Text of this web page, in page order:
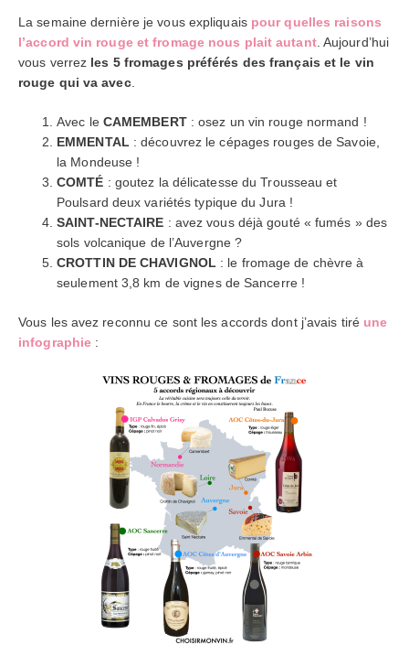
La semaine dernière je vous expliquaispour quelles raisons
l’accord vin rouge et fromage nous plait autant. Aujourd’hui
vous verrez les 5 fromages préférés des français et le vin
rouge qui va avec.
Avec le CAMEMBERT: osez un vin rouge normand !
EMMENTAL : découvrez le cépages rouges de Savoie,
la Mondeuse !
COMTÉ : goutez la délicatesse du Trousseau et
Poulsard deux variétés typique du Jura !
SAINT-NECTAIRE : avez vous déjà gouté « fumés » des
sols volcanique de l’Auvergne ?
CROTTIN DE CHAVIGNOL : le fromage de chèvre à
seulement 3,8 km de vignes de Sancerre !
Vous les avez reconnu ce sont les accords dont j’avais tiré une
infographie :